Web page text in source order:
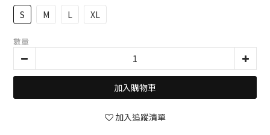
S M L XL
數量
加入購物車
加入追蹤清單